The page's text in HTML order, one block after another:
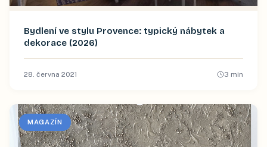
Bydlení ve stylu Provence: typický nábytek a
dekorace (2026)
28. června 2021 3 min
MAGAZÍN